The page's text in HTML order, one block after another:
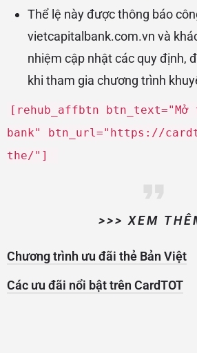
Thể lệ này được thông báo
vietcapitalbank.com.vn và
nhiệm cập nhật các quy định,
khi tham gia chương trình
[rehub_affbtn
bank" btn_url="https://
the/"]
>>> XEM
Chương trình ưu đãi thẻ Bản Việt
Các ưu đãi nổi bật trên CardTOT